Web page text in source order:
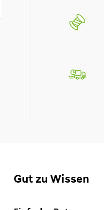
Gut zu Wissen